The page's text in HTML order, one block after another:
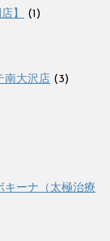
】
(1)
南大沢店 (3)
キーナ（太極治療